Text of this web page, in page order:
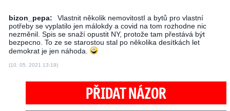
bizon_pepa:
Vlastnit několik nemovitostI a bytů pro vlastní
potřeby se vyplatilo jen málokdy a covid na tom rozhodne nic
nezměnil. Spis se snaží opustit NY, protože tam přestává být
bezpecno. To ze se starostou stal po několika desítkách let
demokrat je jen náhoda.
(10. 05. 2021 13:19)
PŘIDAT NÁZOR